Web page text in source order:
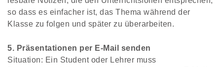
so dass es einfacher ist, das Thema während der
Klasse zu folgen und später zu überarbeiten.
5. Präsentationen per E-Mail senden
Situation: Ein Student oder Lehrer muss